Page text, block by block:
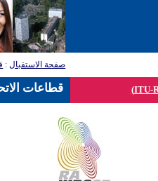
صفحة الاستقبال:
قطاعات